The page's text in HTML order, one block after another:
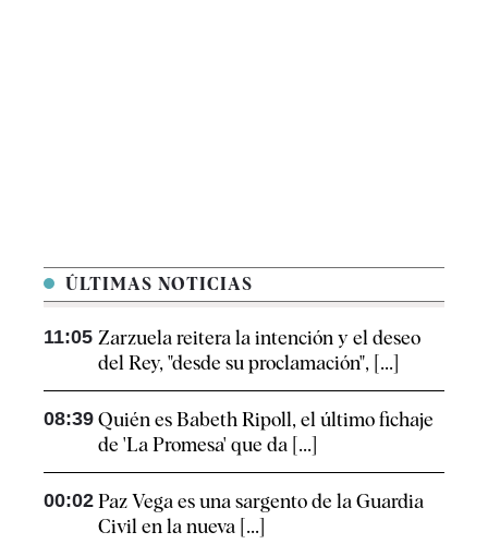
ÚLTIMAS NOTICIAS
11:05 Zarzuela reitera la intención y el deseo
del Rey, "desde su proclamación", [...]
08:39 Quién es Babeth Ripoll, el último fichaje
de 'La Promesa' que da [...]
00:02 Paz Vega es una sargento de la Guardia
Civil en la nueva [...]